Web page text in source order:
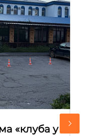
«клуба у